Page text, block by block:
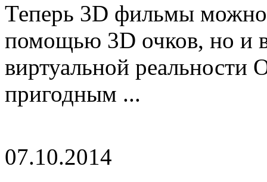
Теперь 3D фильмы можно
помощью 3D очков, но и
виртуальной реальности
пригодным ...
07.10.2014